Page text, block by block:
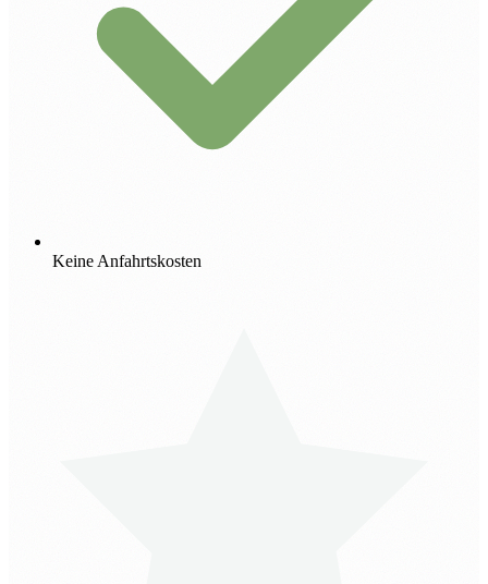
Keine Anfahrtskosten